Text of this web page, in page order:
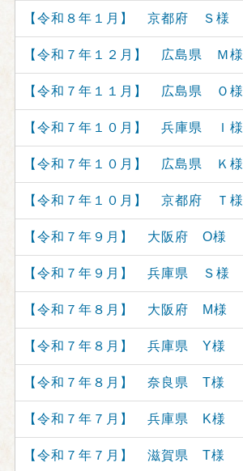
【令和８年１月】 京都府 Ｓ様
【令和７年１２月】 広島県 Ｍ様
【令和７年１１月】 広島県 Ｏ様
【令和７年１０月】 兵庫県 Ｉ様
【令和７年１０月】 広島県 Ｋ様
【令和７年１０月】 京都府 Ｔ様
【令和７年９月】 大阪府 O様
【令和７年９月】 兵庫県 Ｓ様
【令和７年８月】 大阪府 M様
【令和７年８月】 兵庫県 Y様
【令和７年８月】 奈良県 T様
【令和７年７月】 兵庫県 K様
【令和７年７月】 滋賀県 T様